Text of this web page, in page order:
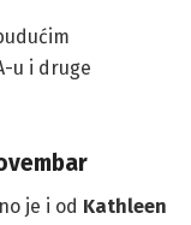
u i druge
je i od Kathleen